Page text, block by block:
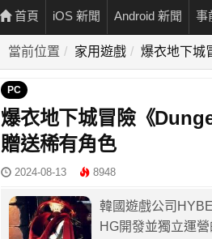
首頁 iOS 新聞 Android 新聞 事
當前位置 家用遊戲 爆衣地下城
PC
爆衣地下城冒險《
贈送稀有角色
2024-08-13 8948
韓國遊戲公司
HG開發並獨立運